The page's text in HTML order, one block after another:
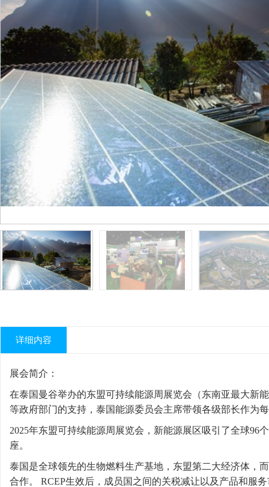
详细内容
展会简介：
在泰国曼谷举办的东盟可持续能源周展览会（东南亚最大新
等政府部门的支持，泰国能源委员会主席带领各级部长作为
2025年东盟可持续能源周展览会，新能源展区吸引了全球96
座。
泰国是全球领先的生物燃料生产基地，东盟第二大经济体，
合作。 RCEP生效后，成员国之间的关税减让以及产品和服